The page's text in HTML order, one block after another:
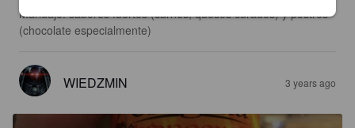
Maridaje: sabores fuertes (carnes, quesos curados) y postres
(chocolate especialmente)
WIEDZMIN 3 years ago